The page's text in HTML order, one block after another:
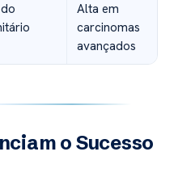
Alta em
carcinomas
avançados
o Sucesso